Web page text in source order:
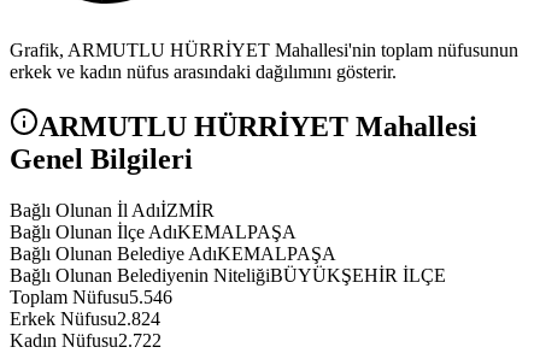
Grafik, ARMUTLU HÜRRİYET Mahallesi'nin toplam nüfusunun
erkek ve kadın nüfus arasındaki dağılımını gösterir.
ARMUTLU HÜRRİYET Mahallesi
Genel Bilgileri
Bağlı Olunan İl AdıİZMİR
Bağlı Olunan İlçe AdıKEMALPAŞA
Bağlı Olunan Belediye AdıKEMALPAŞA
Bağlı Olunan Belediyenin NiteliğiBÜYÜKŞEHİR İLÇE
Toplam Nüfusu5.546
Erkek Nüfusu2.824
Kadın Nüfusu2.722